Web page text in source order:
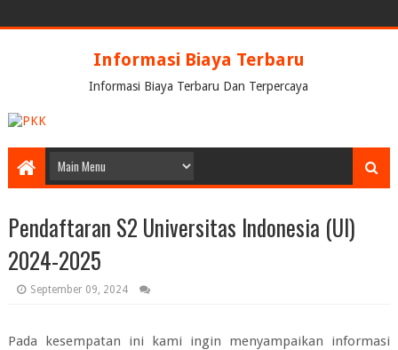
Informasi Biaya Terbaru
Informasi Biaya Terbaru Dan Terpercaya
Pendaftaran S2 Universitas Indonesia (UI)
2024-2025
September 09, 2024
Pada kesempatan ini kami ingin menyampaikan informasi